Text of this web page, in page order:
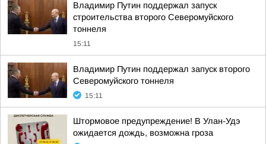
Владимир Путин поддержал запуск
строительства второго Северомуйского
тоннеля
15:11
Владимир Путин поддержал запуск второго
Северомуйского тоннеля
15:11
Штормовое предупреждение! В Улан-Удэ
ожидается дождь, возможна гроза